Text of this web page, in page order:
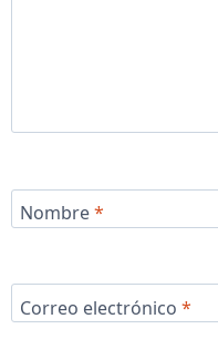
Nombre*
Correo electrónico *